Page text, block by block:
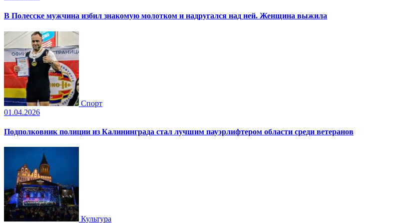
В Полесске мужчина избил знакомую молотком и надругался над ней. Женщина выжила
Спорт
01.04.2026
Подполковник полиции из Калининграда стал лучшим пауэрлифтером области среди ветеранов
Культура